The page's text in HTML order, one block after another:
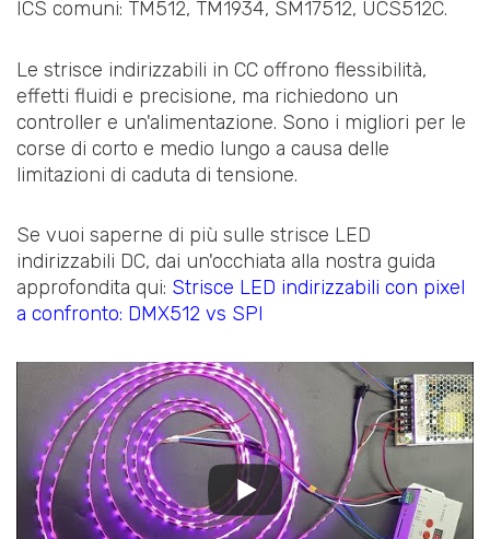
ICS comuni: TM512, TM1934, SM17512, UCS512C.
Le strisce indirizzabili in CC offrono flessibilità,
effetti fluidi e precisione, ma richiedono un
controller e un'alimentazione. Sono i migliori per le
corse di corto e medio lungo a causa delle
limitazioni di caduta di tensione.
Se vuoi saperne di più sulle strisce LED
indirizzabili DC, dai un'occhiata alla nostra guida
approfondita qui: Strisce LED indirizzabili con pixel
a confronto: DMX512 vs SPI